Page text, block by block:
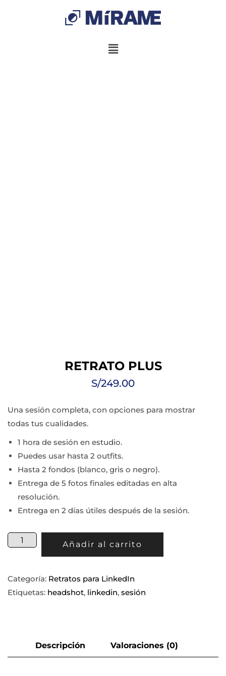
RETRATO PLUS
S/249.00
Una sesión completa, con opciones para mostrar
todas tus cualidades.
1 hora de sesión en estudio.
Puedes usar hasta 2 outfits.
Hasta 2 fondos (blanco, gris o negro).
Entrega de 5 fotos finales editadas en alta
resolución.
Entrega en 2 días útiles después de la sesión.
Añadir al carrito
Categoría: Retratos para LinkedIn
Etiquetas: headshot, linkedin, sesión